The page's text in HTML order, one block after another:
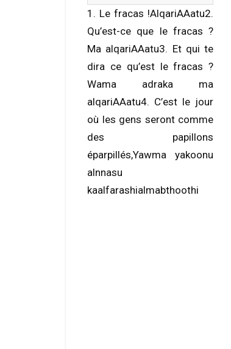
1. Le fracas !AlqariAAatu2.
Qu’est-ce que le fracas ?
Ma alqariAAatu3. Et qui te
dira ce qu’est le fracas ?
Wama adraka ma
alqariAAatu4. C’est le jour
où les gens seront comme
des papillons
éparpillés,Yawma yakoonu
alnnasu
kaalfarashialmabthoothi